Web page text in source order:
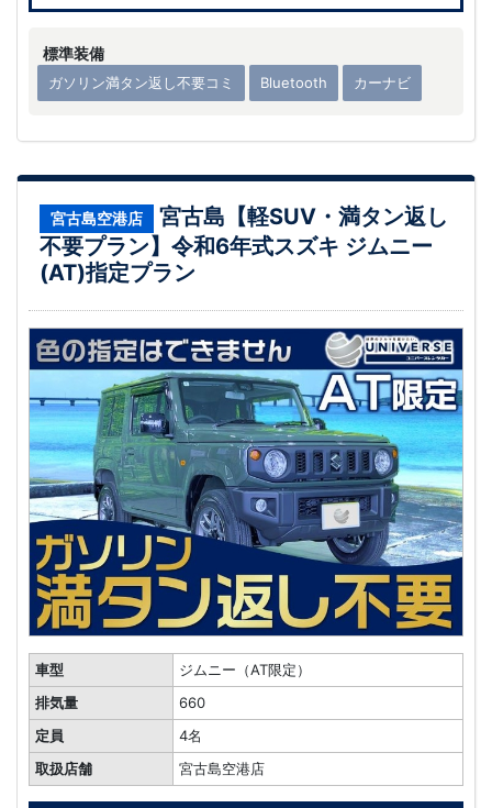
標準装備
ガソリン満タン返し不要コミ Bluetooth カーナビ
宮古島空港店
宮古島【軽SUV・満タン返し
不要プラン】令和6年式スズキ ジムニー
(AT)指定プラン
車型
ジムニー（AT限定）
排気量
660
定員
4名
取扱店舗
宮古島空港店